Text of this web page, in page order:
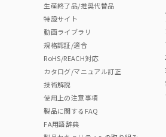
生産終了品/推奨代替品
特設サイト
動画ライブラリ
規格認証/適合
RoHS/REACH対応
カタログ/マニュアル訂正
技術解説
使用上の注意事項
製品に関するFAQ
FA用語辞典